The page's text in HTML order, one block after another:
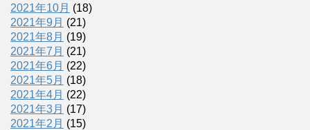
2021年10月 (18)
2021年9月 (21)
2021年8月 (19)
2021年7月 (21)
2021年6月 (22)
2021年5月 (18)
2021年4月 (22)
2021年3月 (17)
2021年2月 (15)